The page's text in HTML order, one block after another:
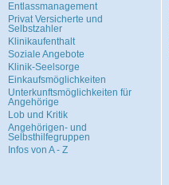
Entlassmanagement
Privat Versicherte und
Selbstzahler
Klinikaufenthalt
Soziale Angebote
Klinik-Seelsorge
Einkaufsmöglichkeiten
Unterkunftsmöglichkeiten für
Angehörige
Lob und Kritik
Angehörigen- und
Selbsthilfegruppen
Infos von A - Z